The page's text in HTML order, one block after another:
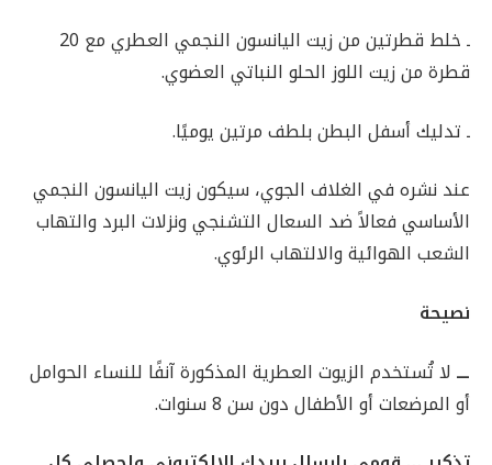
ـ خلط قطرتين من زيت اليانسون النجمي العطري مع 20
قطرة من زيت اللوز الحلو النباتي العضوي.
ـ تدليك أسفل البطن بلطف مرتين يوميًا.
عند نشره في الغلاف الجوي، سيكون زيت اليانسون النجمي
الأساسي فعالاً ضد السعال التشنجي ونزلات البرد والتهاب
الشعب الهوائية والالتهاب الرئوي.
نصيحة
ـــ لا تُستخدم الزيوت العطرية المذكورة آنفًا للنساء الحوامل
أو المرضعات أو الأطفال دون سن 8 سنوات.